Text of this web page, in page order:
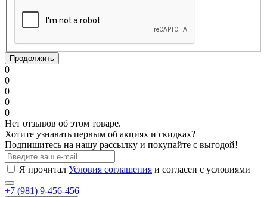
Продолжить
0
0
0
0
0
Нет отзывов об этом товаре.
Хотите узнавать первым об акциях и скидках?
Подпишитесь на нашу рассылку и покупайте с выгодой!
Я прочитал Условия соглашения и согласен с условиями
+7 (981) 9-456-456